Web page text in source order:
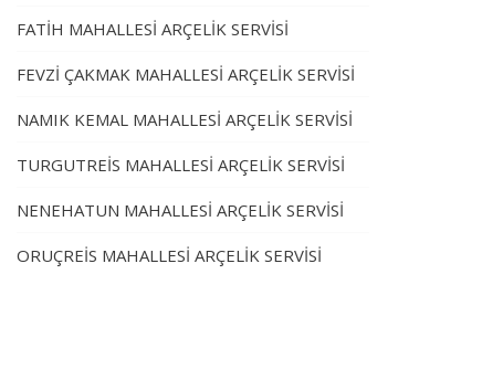
FATİH MAHALLESİ ARÇELİK SERVİSİ
FEVZİ ÇAKMAK MAHALLESİ ARÇELİK SERVİSİ
NAMIK KEMAL MAHALLESİ ARÇELİK SERVİSİ
TURGUTREİS MAHALLESİ ARÇELİK SERVİSİ
NENEHATUN MAHALLESİ ARÇELİK SERVİSİ
ORUÇREİS MAHALLESİ ARÇELİK SERVİSİ